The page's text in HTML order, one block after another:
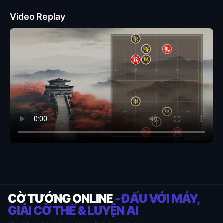
Video Replay
CỜ TƯỚNG ONLINE- ĐẤU VỚI MÁY,
GIẢI CỜ THẾ & LUYỆN AI